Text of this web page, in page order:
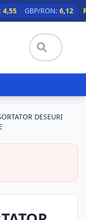
4,55 GBP/RON: 6,12
DESEURI